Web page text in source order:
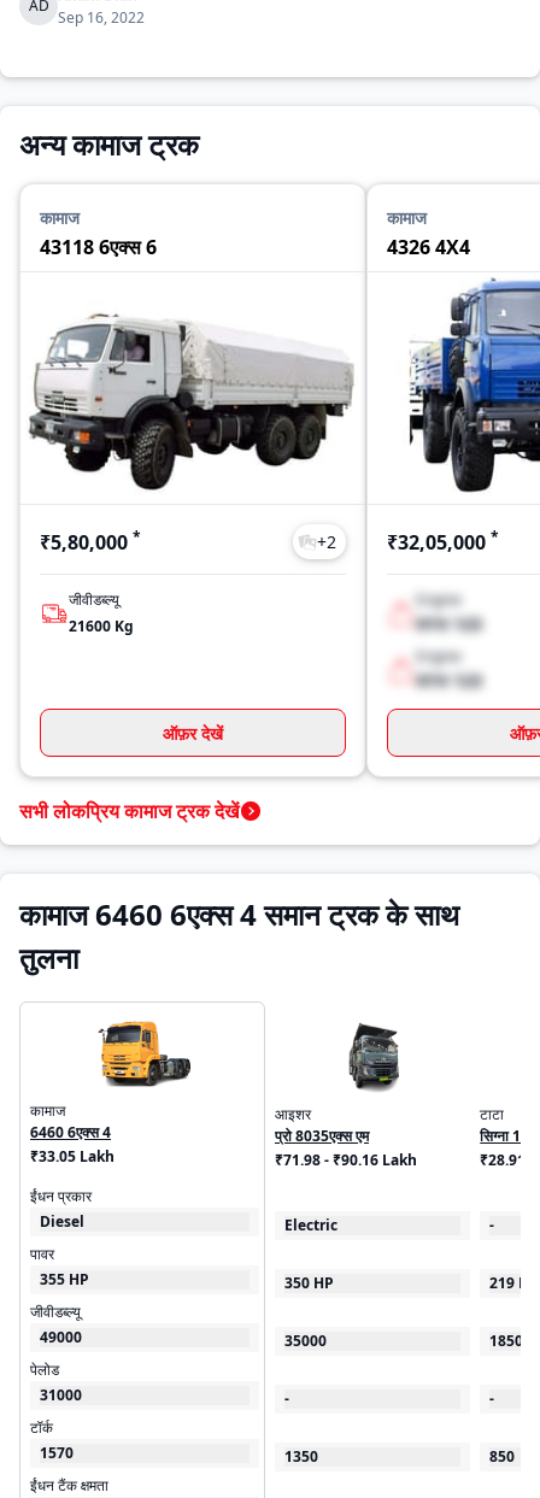
AD
Sep 16, 2022
अन्य कामाज ट्रक
कामाज
43118 6एक्स 6
₹5,80,000 * +2
जीवीडब्ल्यू
21600 Kg
ऑफ़र देखें
कामाज
4326 4X4
₹32,05,000 *
Engine
XYX 123
Engine
XYX 123
सभी लोकप्रिय कामाज ट्रक देखें
कामाज 6460 6एक्स 4 समान ट्रक के साथ
तुलना
कामाज
6460 6एक्स 4
₹33.05 Lakh
ईंधन प्रकार
Diesel
पावर
355 HP
जीवीडब्ल्यू
49000
पेलोड
31000
टॉर्क
1570
ईंधन टैंक क्षमता
आइशर
प्रो 8035एक्स एम
₹71.98 - ₹90.16 Lakh
Electric
350 HP
35000
-
1350
टाटा
सिग्ना
₹28.91
-
219 HP
18500
-
850